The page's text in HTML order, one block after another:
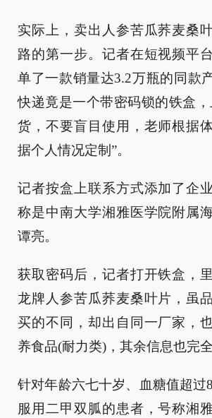
实际上，卖出人参苦瓜荞麦桑
路的第一步。记者在短视频平
单了一款销量达3.2万瓶的同款
快递竟是一个带密码锁的铁盒，
货，不要盲目使用，老师根据
据个人情况定制”。
记者按盒上联系方式添加了企
称是中南大学湘雅医学院附属
谭亮。
获取密码后，记者打开铁盒，
龙牌人参苦瓜荞麦桑叶片，虽
买的不同，却出自同一厂家，
养食品(耐力类)，其余信息也完全
针对年龄六七十岁、血糖值超过
服用二甲双胍的患者，号称湘